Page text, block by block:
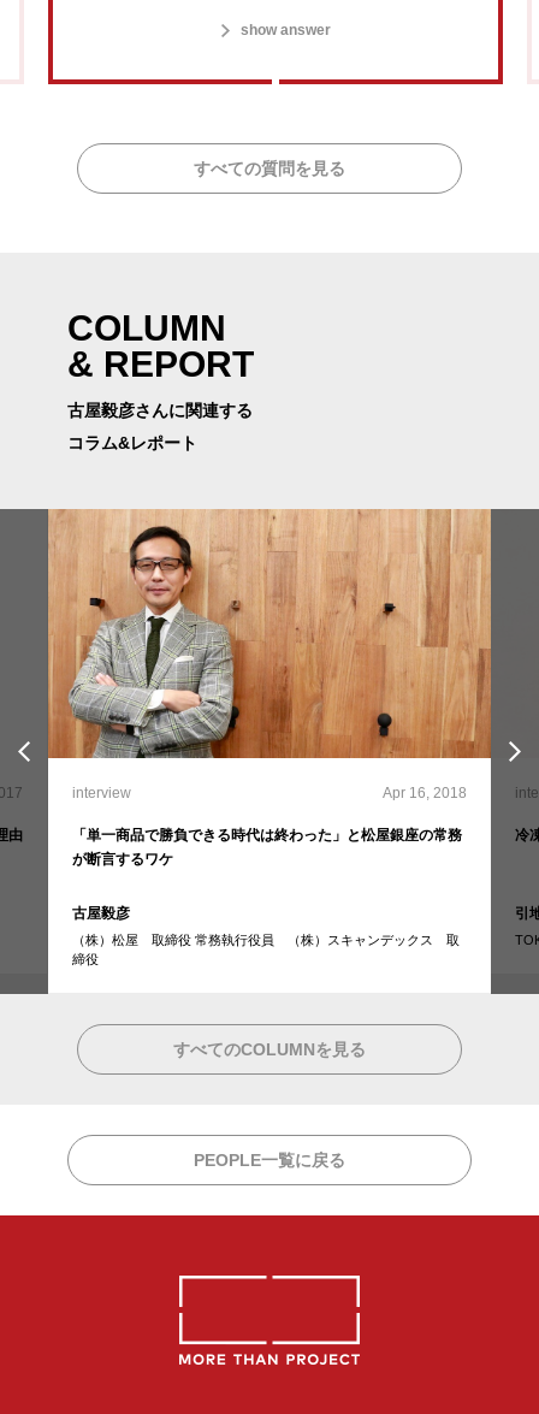
show answer
すべての質問を見る
COLUMN
& REPORT
古屋毅彦さんに関連する
コラム&レポート
由
interview Apr 16, 2018
「単一商品で勝負できる時代は終わった」と松屋銀座の常務
が断言するワケ
古屋毅彦
（株）松屋 取締役 常務執行役員 （株）スキャンデックス 取
締役
冷
引
すべてのCOLUMNを見る
PEOPLE一覧に戻る